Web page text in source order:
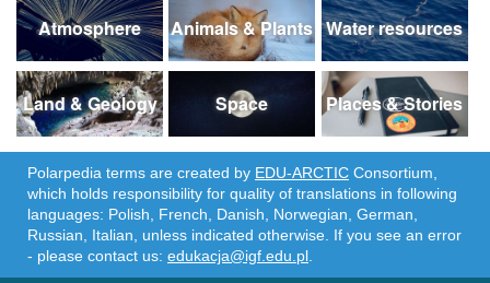
Atmosphere Animals & Plants Water resources
Land & Geology Space Places & Stories
Polarpedia terms are created by EDU-ARCTIC Consortium,
which holds responsibility for quality of translations in following
languages: Polish, French, Danish, Norwegian, German,
Russian, Italian, unless indicated otherwise. If you see an error
- please contact us: edukacja@igf.edu.pl